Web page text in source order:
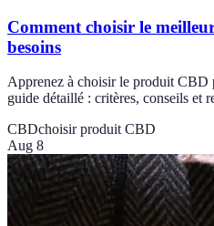
Comment choisir le
besoins
Apprenez à choisir le produit CBD
guide détaillé : critères, conseils et
CBDchoisir produit CBD
Aug 8